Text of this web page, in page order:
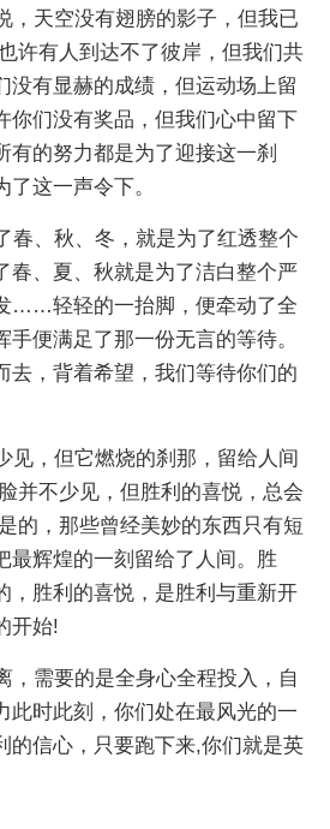
，天空没有翅膀的影子，但我已
许有人到达不了彼岸，但我们共
没有显赫的成绩，但运动场上留
你们没有奖品，但我们心中留下
有的努力都是为了迎接这一刹
这一声令下。
春、秋、冬，就是为了红透整个
春、夏、秋就是为了洁白整个严
……轻轻的一抬脚，便牵动了全
便满足了那一份无言的等待。
去，背着希望，我们等待你们的
见，但它燃烧的刹那，留给人间
并不少见，但胜利的喜悦，总会
的，那些曾经美妙的东西只有短
最辉煌的一刻留给了人间。胜
，胜利的喜悦，是胜利与重新开
开始!
，需要的是全身心全程投入，自
此时此刻，你们处在最风光的一
的信心，只要跑下来,你们就是英